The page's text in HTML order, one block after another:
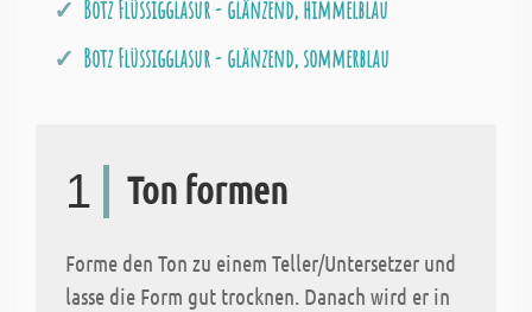
Botz Flüssigglasur - glänzend, himmelblau
Botz Flüssigglasur - glänzend, sommerblau
1 Ton formen
Forme den Ton zu einem Teller/Untersetzer und
lasse die Form gut trocknen. Danach wird er in